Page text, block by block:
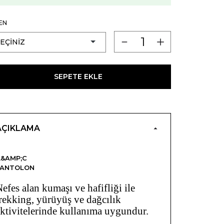
SEPETE EKLE
alan kumaşı ve hafifliği ile
yürüyüş ve dağcılık
kullanıma uygundur.